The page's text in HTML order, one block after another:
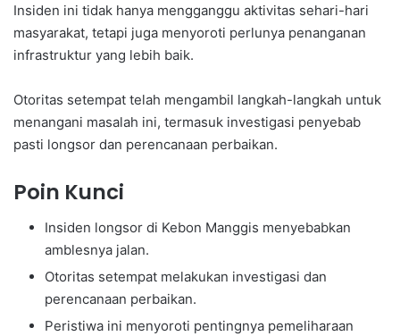
Insiden ini tidak hanya mengganggu aktivitas sehari-hari
masyarakat, tetapi juga menyoroti perlunya penanganan
infrastruktur yang lebih baik.
Otoritas setempat telah mengambil langkah-langkah untuk
menangani masalah ini, termasuk investigasi penyebab
pasti longsor dan perencanaan perbaikan.
Poin Kunci
Insiden longsor di Kebon Manggis menyebabkan
amblesnya jalan.
Otoritas setempat melakukan investigasi dan
perencanaan perbaikan.
Peristiwa ini menyoroti pentingnya pemeliharaan